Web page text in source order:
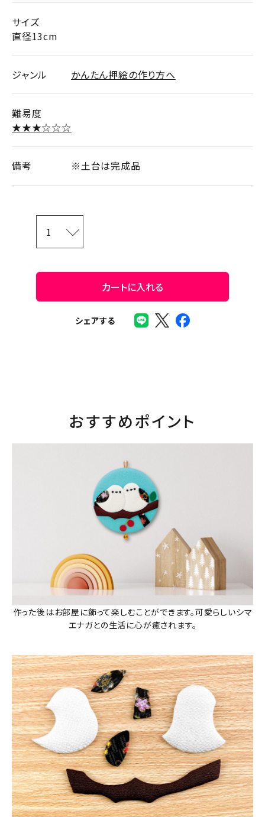
サイズ
直径13cm
ジャンル かんたん押絵の作り方へ
難易度
★★★☆☆☆
備考 ※土台は完成品
カートに入れる
シェアする
おすすめポイント
作った後はお部屋に飾って楽しむことができます。可愛らしいシマ
エナガとの生活に心が癒されます。